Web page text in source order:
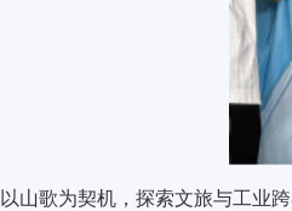
以山歌为契机，探索文旅与工业